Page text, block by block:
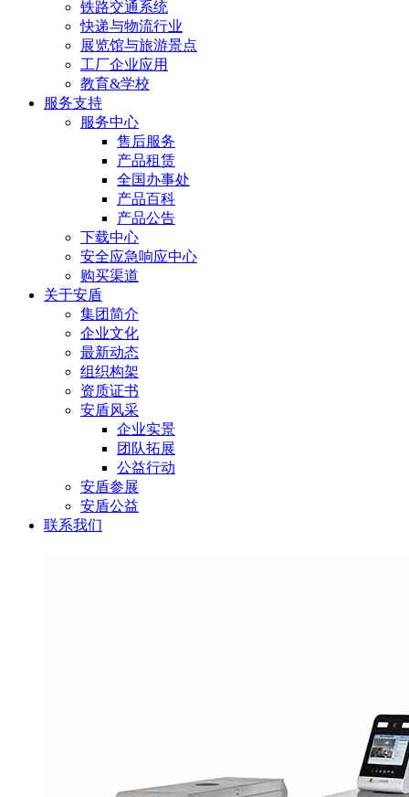
铁路交通系统
快递与物流行业
展览馆与旅游景点
工厂企业应用
教育&学校
服务支持
服务中心
售后服务
产品租赁
全国办事处
产品百科
产品公告
下载中心
安全应急响应中心
购买渠道
关于安盾
集团简介
企业文化
最新动态
组织构架
资质证书
安盾风采
企业实景
团队拓展
公益行动
安盾参展
安盾公益
联系我们